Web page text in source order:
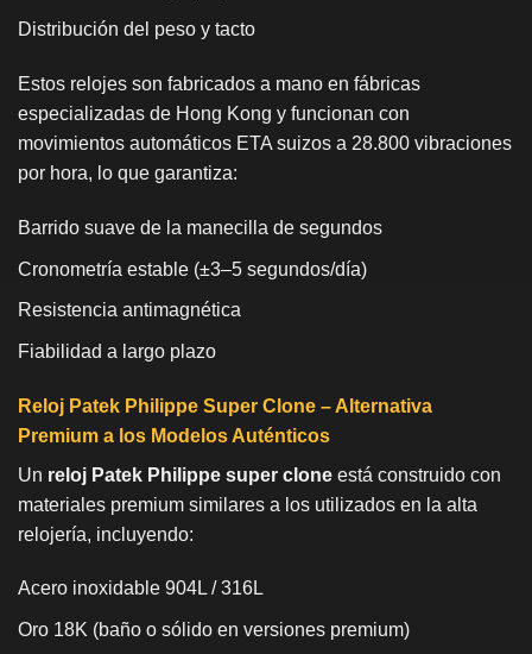
Distribución del peso y tacto
Estos relojes son fabricados a mano en fábricas
especializadas de Hong Kong y funcionan con
movimientos automáticos ETA suizos a 28.800 vibraciones
por hora, lo que garantiza:
Barrido suave de la manecilla de segundos
Cronometría estable (±3–5 segundos/día)
Resistencia antimagnética
Fiabilidad a largo plazo
Reloj Patek Philippe Super Clone – Alternativa
Premium a los Modelos Auténticos
Un reloj Patek Philippe super clone está construido con
materiales premium similares a los utilizados en la alta
relojería, incluyendo:
Acero inoxidable 904L / 316L
Oro 18K (baño o sólido en versiones premium)